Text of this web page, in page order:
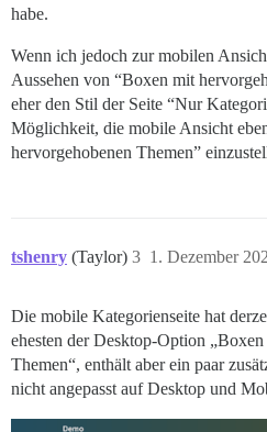
habe.
Wenn ich jedoch zur mobilen
Aussehen von “Boxen mit
eher den Stil der Seite “Nur
Möglichkeit, die mobile Ansicht
hervorgehobenen Themen”
tshenry (Taylor) 1. Dezember
3
Die mobile Kategorienseite hat
ehesten der Desktop-Option
Themen“, enthält aber ein paar
nicht angepasst auf Desktop und